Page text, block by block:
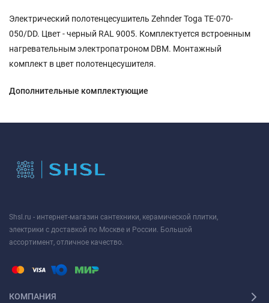
Электрический полотенцесушитель Zehnder Toga TE-070-
050/DD. Цвет - черный RAL 9005. Комплектуется встроенным
нагревательным электропатроном DBM. Монтажный
комплект в цвет полотенцесушителя.
Дополнительные комплектующие
Shsl.ru - интернет-магазин сантехники, керамической плитки,
электрики с доставкой по Москве и России. Большой
ассортимент, отличное качество.
КОМПАНИЯ